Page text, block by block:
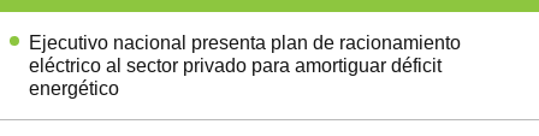
Ejecutivo nacional presenta plan de racionamiento
eléctrico al sector privado para amortiguar déficit
energético